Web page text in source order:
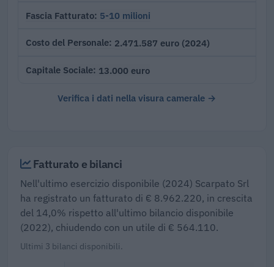
Fascia Fatturato 5-10 milioni
Costo del Personale 2.471.587 euro (2024)
Capitale Sociale 13.000 euro
Verifica i dati nella visura camerale →
Fatturato e bilanci
Nell'ultimo esercizio disponibile (2024) Scarpato Srl
ha registrato un fatturato di € 8.962.220, in crescita
del 14,0% rispetto all'ultimo bilancio disponibile
(2022), chiudendo con un utile di € 564.110.
Ultimi 3 bilanci disponibili.